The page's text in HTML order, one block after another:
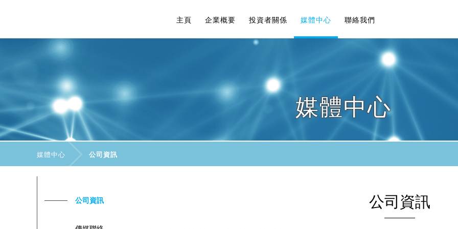
主頁 企業概要 投資者關係 媒體中心 聯絡我們
媒體中心
媒體中心 公司資訊
公司資訊 公司資訊